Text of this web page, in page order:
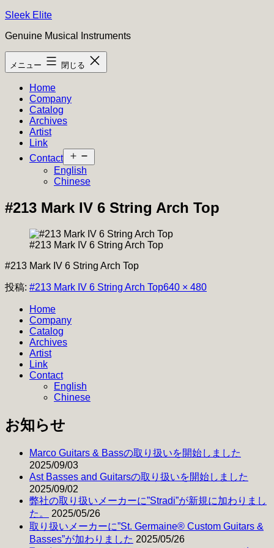
コ
テ
ン
ツ
Sleek Elite
Genuine Musical Instruments
メニュー 閉じる
Home
Company
Catalog
Archives
Artist
Link
Contact
ニ
ー
開
English
Chinese
#213 Mark IV 6 String Arch Top
#213 Mark IV 6 String Arch Top
#213 Mark IV 6 String Arch Top
投稿: #213 Mark IV 6 String Arch Topフ
640 × 480
Home
Company
Catalog
Archives
Artist
Link
Contact
English
Chinese
お知らせ
Marco Guitars & Bassの取り扱いを開始しました
2025/09/03
Ast Basses and Guitarsの取り扱いを開始しました
2025/09/02
弊社の取り扱いメーカーに”Stradi”が新規に加わりまし
た。
2025/05/26
取り扱いメーカーに”St. Germaine® Custom Guitars &
Basses”が加わりました 2025/05/26